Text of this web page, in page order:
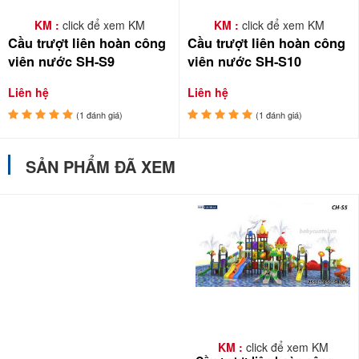
Cầu trượt liên hoàn công viên nước cho trẻ con
Khi chơi cùng bạn bè hoặc anh chị em, trẻ sẽ học cách chờ lượt,
KM : click để xem KM
Cầu trượt liên hoàn công
viên nước SH-S9
Liên hệ
(1 đánh giá)
KM : click để xem KM
Cầu trượt liên hoàn công
viên nước SH-S10
Liên hệ
(1 đánh giá)
SẢN PHẨM ĐÃ XEM
KM : click để xem KM